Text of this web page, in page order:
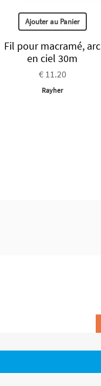
Ajouter au Panier
Fil pour macramé, arc
en ciel 30m
€ 11.20
Rayher